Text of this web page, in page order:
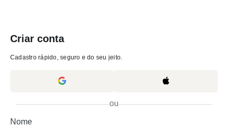
Criar conta
Cadastro rápido, seguro e do seu jeito.
ou
Nome